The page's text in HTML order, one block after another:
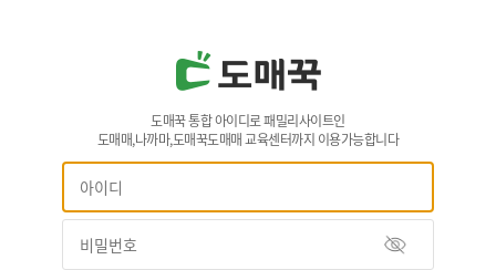
도매꾹 통합 아이디로 패밀리사이트인
도매매,나까마,도매꾹도매매 교육센터까지 이용가능합니다